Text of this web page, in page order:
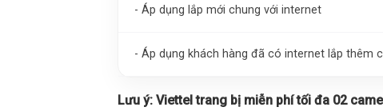
- Áp dụng lắp mới chung với internet
- Áp dụng khách hàng đã có internet lắp thêm
Lưu ý: Viettel trang bị miễn phí tối đa 02